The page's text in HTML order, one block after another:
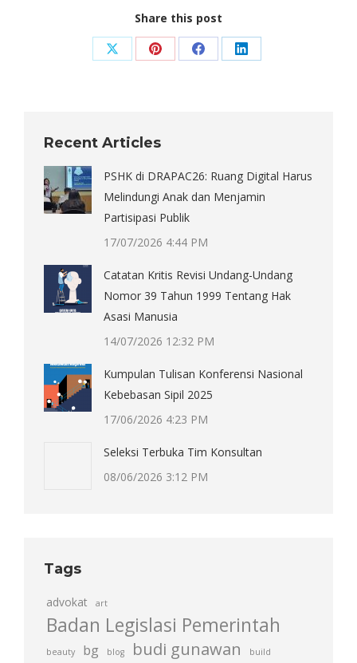
Share this post
Share Share Share Share
Recent Articles
PSHK di DRAPAC26: Ruang Digital Harus
Melindungi Anak dan Menjamin
Partisipasi Publik
17/07/2026 4:44 PM
Catatan Kritis Revisi Undang-Undang
Nomor 39 Tahun 1999 Tentang Hak
Asasi Manusia
14/07/2026 12:32 PM
Kumpulan Tulisan Konferensi Nasional
Kebebasan Sipil 2025
17/06/2026 4:23 PM
Seleksi Terbuka Tim Konsultan
08/06/2026 3:12 PM
Tags
advokat art
Badan Legislasi Pemerintah
beauty bg blog budi gunawan build